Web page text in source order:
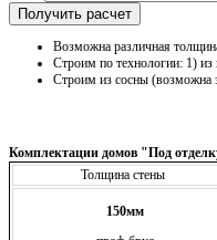
Получить расчет
Возможна различная
Строим по технологии: 1) из
Строим из сосны (возможна
Комплектации домов "Под
Толщина стены
150мм